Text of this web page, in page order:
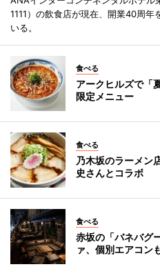
1111）の飲食店が現在、開業40周
いる。
食べる
アークヒルズで「
限定メニュー
食べる
乃木坂のラーメン
史さんとコラボ
食べる
赤坂の「バネバグ
ァ、個別エアコン